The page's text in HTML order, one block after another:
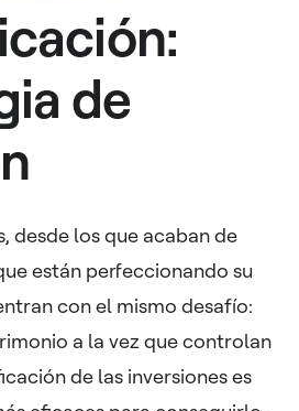
de
desde los que acaban de
están perfeccionando su
con el mismo desafío:
a la vez que controlan
de las inversiones es